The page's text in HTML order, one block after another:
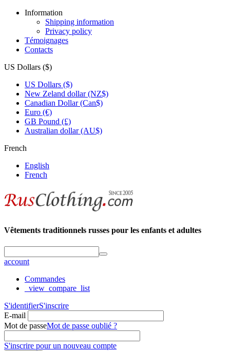
Information
Shipping information
Privacy policy
Témoignages
Contacts
US Dollars ($)
US Dollars ($)
New Zeland dollar (NZ$)
Canadian Dollar (Can$)
Euro (€)
GB Pound (£)
Australian dollar (AU$)
French
English
French
Vêtements traditionnels russes pour les enfants et adultes
account
Commandes
_view_compare_list
S'identifierS'inscrire
E-mail
Mot de passeMot de passe oublié ?
S'inscrire pour un nouveau compte